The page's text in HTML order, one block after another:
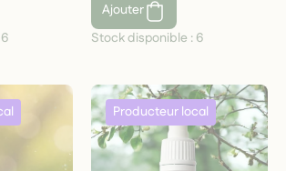
6
Ajouter
Stock disponible : 6